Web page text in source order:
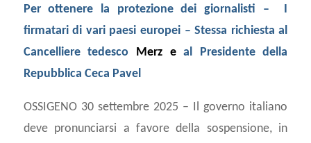
Per ottenere la protezione dei giornalisti – I
firmatari di vari paesi europei – Stessa richiesta al
Cancelliere tedesco Merz eal Presidente della
Repubblica Ceca Pavel
OSSIGENO 30 settembre 2025 – Il governo italiano
deve pronunciarsi a favore della sospensione, in